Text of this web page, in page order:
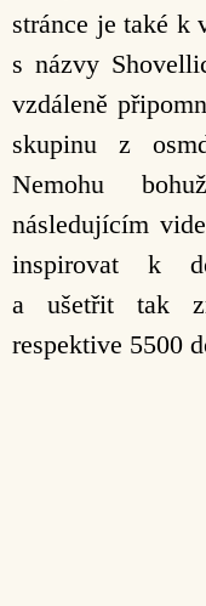
stránce je také k
s názvy
vzdáleně
skupinu z
Nemohu
následujícím
inspirovat k
a ušetřit tak
respektive 5500